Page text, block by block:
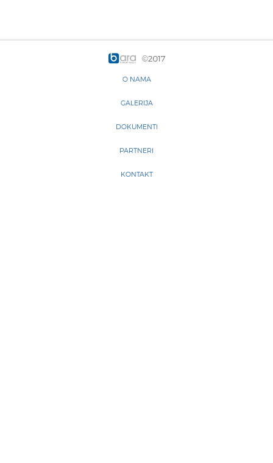
©2017
O NAMA
GALERIJA
DOKUMENTI
PARTNERI
KONTAKT